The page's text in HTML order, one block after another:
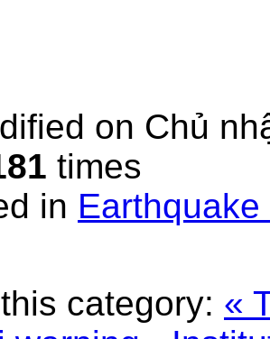
on Chủ
times
in
category: «